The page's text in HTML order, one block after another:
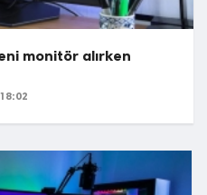
monitör alırken